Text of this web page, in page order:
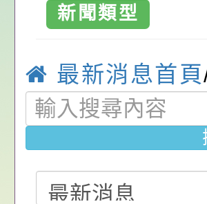
位協助鼓勵
名參加，請
算器」，公
發展協會辦
一案，請查
桃園市政府
電影營」、
「愛『原原
樂會」、「
列講座及成
員會函釋公
赴陸應申請
中興國民小
期第1次第
甄選公告
本校「115
校課程計畫
轉知教育部
辦理「115
公告:桃園市
加。-桃
國民小
新聞類型
最新消息首頁